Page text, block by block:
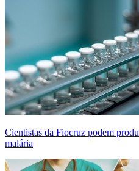
Cientistas da Fiocruz podem
malária